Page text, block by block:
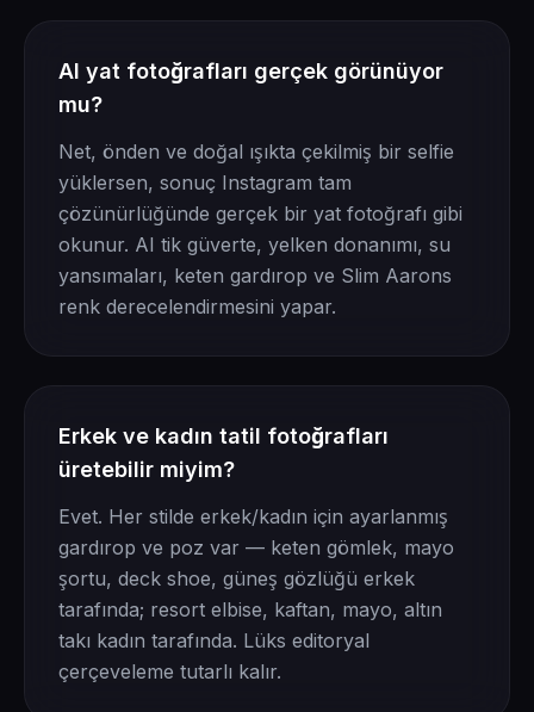
AI yat fotoğrafları gerçek görünüyor
mu?
Net, önden ve doğal ışıkta çekilmiş bir selfie
yüklersen, sonuç Instagram tam
çözünürlüğünde gerçek bir yat fotoğrafı gibi
okunur. AI tik güverte, yelken donanımı, su
yansımaları, keten gardırop ve Slim Aarons
renk derecelendirmesini yapar.
Erkek ve kadın tatil fotoğrafları
üretebilir miyim?
Evet. Her stilde erkek/kadın için ayarlanmış
gardırop ve poz var — keten gömlek, mayo
şortu, deck shoe, güneş gözlüğü erkek
tarafında; resort elbise, kaftan, mayo, altın
takı kadın tarafında. Lüks editoryal
çerçeveleme tutarlı kalır.